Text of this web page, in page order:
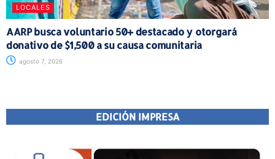
LOCALES
AARP busca voluntario 50+ destacado y otorgará
donativo de $1,500 a su causa comunitaria
agosto 7, 2026
EDICIÓN IMPRESA